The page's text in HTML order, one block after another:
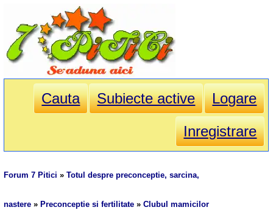
Cauta Subiecte active
Logare
Inregistrare
Forum 7 Pitici »Totul despre preconceptie, sarcina,
nastere » Preconceptie si fertilitate »Clubul mamicilor